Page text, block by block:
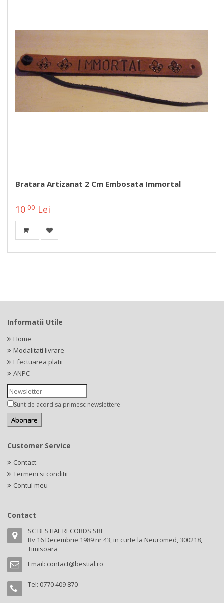
Bratara Artizanat 2 Cm Embosata Immortal
10 00 Lei
Informatii Utile
Home
Modalitati livrare
Efectuarea platii
ANPC
Sunt de acord sa primesc newslettere
Customer Service
Contact
Termeni si conditii
Contul meu
Contact
SC BESTIAL RECORDS SRL
Bv 16 Decembrie 1989 nr 43, in curte la Neuromed, 300218,
Timisoara
Email: contact@bestial.ro
Tel: 0770 409 870